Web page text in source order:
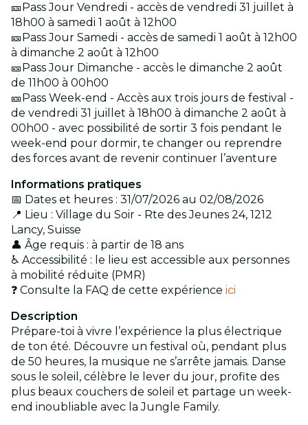
🎫Pass Jour Vendredi - accès de vendredi 31 juillet à
18h00 à samedi 1 août à 12h00
🎫Pass Jour Samedi - accès de samedi 1 août à 12h00
à dimanche 2 août à 12h00
🎫Pass Jour Dimanche - accès le dimanche 2 août
de 11h00 à 00h00
🎫Pass Week-end - Accès aux trois jours de festival -
de vendredi 31 juillet à 18h00 à dimanche 2 août à
00h00 - avec possibilité de sortir 3 fois pendant le
week-end pour dormir, te changer ou reprendre
des forces avant de revenir continuer l’aventure
Informations pratiques
📅 Dates et heures : 31/07/2026 au 02/08/2026
📍 Lieu : Village du Soir - Rte des Jeunes 24, 1212
Lancy, Suisse
👤 Âge requis : à partir de 18 ans
♿ Accessibilité : le lieu est accessible aux personnes
à mobilité réduite (PMR)
❓ Consulte la FAQ de cette expérience ici
Description
Prépare-toi à vivre l’expérience la plus électrique
de ton été. Découvre un festival où, pendant plus
de 50 heures, la musique ne s’arrête jamais. Danse
sous le soleil, célèbre le lever du jour, profite des
plus beaux couchers de soleil et partage un week-
end inoubliable avec la Jungle Family.